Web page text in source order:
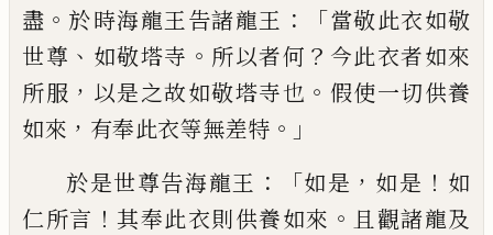
盡 。 於時海龍王告諸龍王 ：「當敬此衣如敬
世尊 、 如敬塔寺 。 所以者何 ？ 今此衣者如來
所服 ， 以是之故如敬塔寺也 。 假使一切供養
如來 ， 有奉此衣等無差特 。」
於是世尊告海龍王 ：「如是 ， 如是 ！ 如
仁所言 ！ 其奉此衣則供養如來 。 且觀諸龍及